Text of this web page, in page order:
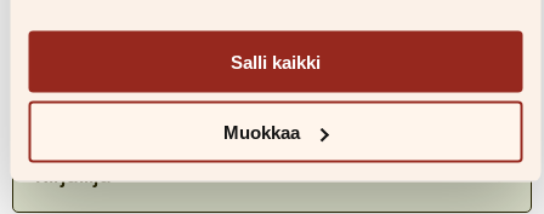
Salli kaikki
Muokkaa
[...] poikkeuksellisen hieno, autofiktiivinen
lause on timantti.